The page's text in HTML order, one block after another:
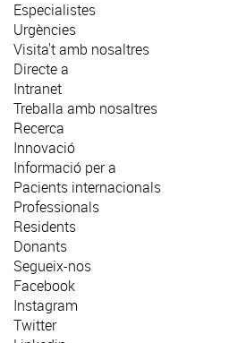
Especialistes
Urgències
Visita't amb nosaltres
Directe a
Intranet
Treballa amb nosaltres
Recerca
Innovació
Informació per a
Pacients internacionals
Professionals
Residents
Donants
Segueix-nos
Facebook
Instagram
Twitter